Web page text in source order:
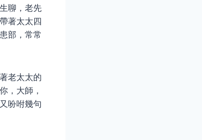
聊，老先
著太太四
部，常常
老太太的
，大師，
吩咐幾句